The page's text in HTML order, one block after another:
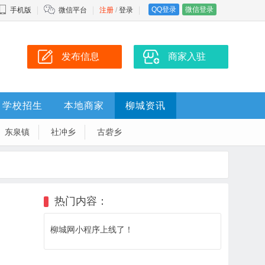
手机版 微信平台 注册 / 登录 QQ登录 微信登录
发布信息 商家入驻
学校招生 本地商家 柳城资讯
东泉镇 社冲乡 古砦乡
热门内容：
柳城网小程序上线了！